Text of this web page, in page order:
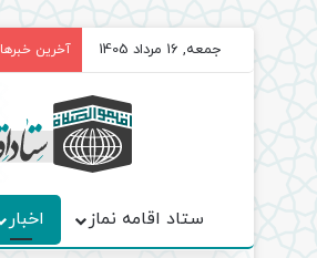
جمعه, 16 مرداد 1405 آخرین خبرها
ستاد اقامه نماز اخبار